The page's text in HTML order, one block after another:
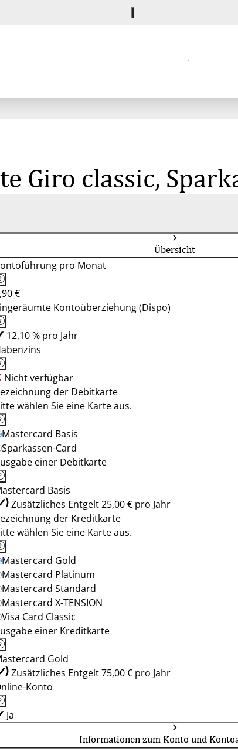
Giro classic,
Übersicht
pro Monat
€
Kontoüberziehung (Dispo)
12,10 % pro Jahr
Nicht verfügbar
der Debitkarte
wählen Sie eine Karte aus.
Mastercard Basis
Sparkassen-Card
einer Debitkarte
Basis
Zusätzliches Entgelt 25,00 € pro Jahr
der Kreditkarte
wählen Sie eine Karte aus.
Mastercard Gold
Mastercard Platinum
Mastercard Standard
Mastercard X-TENSION
Visa Card Classic
einer Kreditkarte
Gold
Zusätzliches Entgelt 75,00 € pro Jahr
Konto
Ja
Informationen zum Konto und